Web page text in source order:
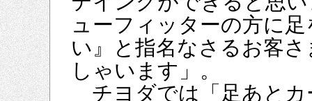
ューフィッターの方に
い』と指名なさるお客
しゃいます」。
チヨダでは「足あとカ